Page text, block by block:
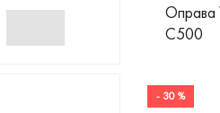
Оправа
C500
- 30 %